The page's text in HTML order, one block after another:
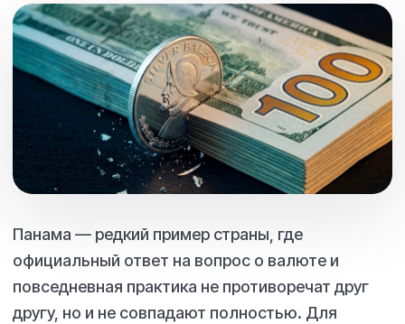
Панама — редкий пример страны, где
официальный ответ на вопрос о валюте и
повседневная практика не противоречат друг
другу, но и не совпадают полностью. Для